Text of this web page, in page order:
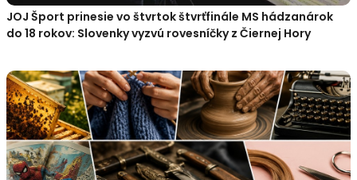
JOJ Šport prinesie vo štvrtok štvrťfinále MS hádzanárok
do 18 rokov: Slovenky vyzvú rovesníčky z Čiernej Hory